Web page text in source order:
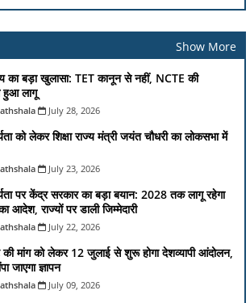
Show More
का बड़ा खुलासा: TET कानून से नहीं, NCTE की
हुआ लागू
July 28, 2026
को लेकर शिक्षा राज्य मंत्री जयंत चौधरी का लोकसभा में
July 23, 2026
पर केंद्र सरकार का बड़ा बयान: 2028 तक लागू रहेगा
आदेश, राज्यों पर डाली जिम्मेदारी
July 22, 2026
मांग को लेकर 12 जुलाई से शुरू होगा देशव्यापी आंदोलन,
जाएगा ज्ञापन
July 09, 2026